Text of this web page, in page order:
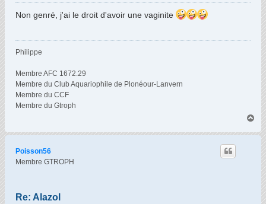
s
e
Non genré, j'ai le droit d'avoir une vaginite
Philippe
Membre AFC 1672.29
Membre du Club Aquariophile de Plonéour-Lanvern
Membre du CCF
Membre du Gtroph
u
Poisson56
Membre GTROPH
Re: Alazol